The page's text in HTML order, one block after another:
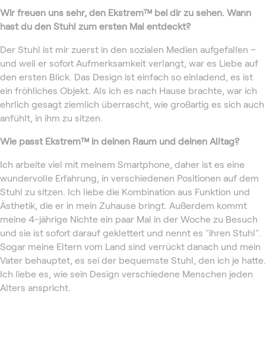
Wir freuen uns sehr, den Ekstrem™ bei dir zu sehen. Wann
hast du den Stuhl zum ersten Mal entdeckt?
Der Stuhl ist mir zuerst in den sozialen Medien aufgefallen –
und weil er sofort Aufmerksamkeit verlangt, war es Liebe auf
den ersten Blick. Das Design ist einfach so einladend, es ist
ein fröhliches Objekt. Als ich es nach Hause brachte, war ich
ehrlich gesagt ziemlich überrascht, wie großartig es sich auch
anfühlt, in ihm zu sitzen.
Wie passt Ekstrem™ in deinen Raum und deinen Alltag?
Ich arbeite viel mit meinem Smartphone, daher ist es eine
wundervolle Erfahrung, in verschiedenen Positionen auf dem
Stuhl zu sitzen. Ich liebe die Kombination aus Funktion und
Ästhetik, die er in mein Zuhause bringt. Außerdem kommt
meine 4-jährige Nichte ein paar Mal in der Woche zu Besuch
und sie ist sofort darauf geklettert und nennt es "ihren Stuhl".
Sogar meine Eltern vom Land sind verrückt danach und mein
Vater behauptet, es sei der bequemste Stuhl, den ich je hatte.
Ich liebe es, wie sein Design verschiedene Menschen jeden
Alters anspricht.